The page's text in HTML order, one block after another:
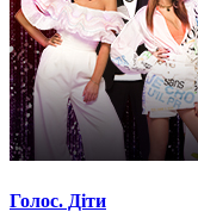
Голос. Діти